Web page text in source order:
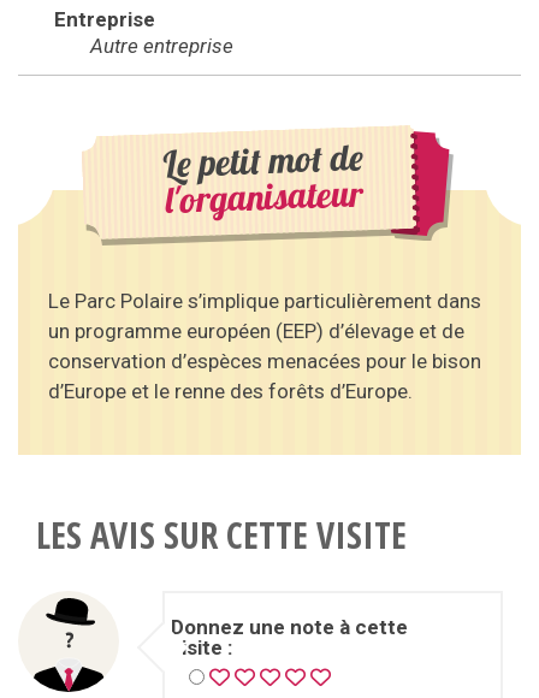
Entreprise
Autre entreprise
Le petit mot de
l'organisateur
Le Parc Polaire s’implique particulièrement dans
un programme européen (EEP) d’élevage et de
conservation d’espèces menacées pour le bison
d’Europe et le renne des forêts d’Europe.
LES AVIS SUR CETTE VISITE
Donnez une note à cette
visite :